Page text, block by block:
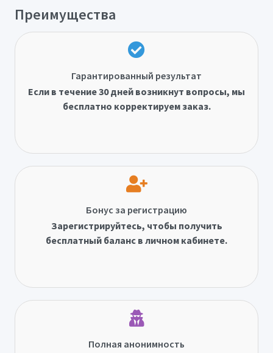
Преимущества
Гарантированный результат
Если в течение 30 дней возникнут вопросы, мы
бесплатно корректируем заказ.
Бонус за регистрацию
Зарегистрируйтесь, чтобы получить
бесплатный баланс в личном кабинете.
Полная анонимность